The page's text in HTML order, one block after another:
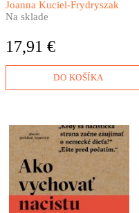
domácnost neobešla. Zatopit,
více měly každý den na
neviditelná. Podřízené
Joanna Kuciel-Frydryszak
Na sklade
17,91 €
DO KOŠÍKA
​Veľká Hitlerova armáda sa
nezrodila v kasárňach, ale
v školských laviciach.
Americký pedagóg Gregor
Ziemer sa v tridsiatych
rokoch do detailov